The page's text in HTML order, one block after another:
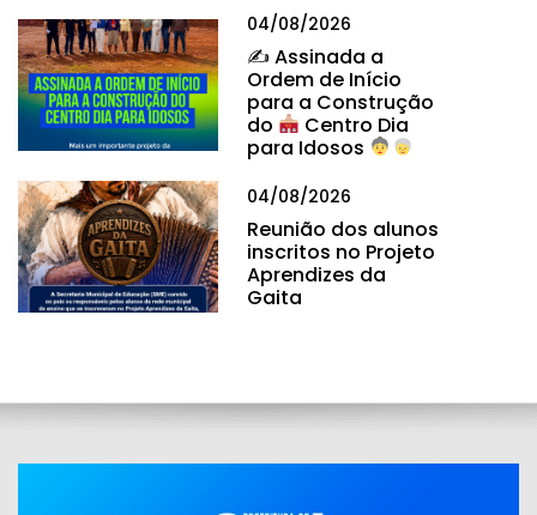
04/08/2026
✍ Assinada a
Ordem de Início
para a Construção
do
Centro Dia
para Idosos
04/08/2026
Reunião dos alunos
inscritos no Projeto
Aprendizes da
Gaita